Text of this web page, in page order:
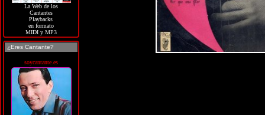
La Web de los
Cantantes
Playbacks
en formato
MIDI y MP3
¿Eres Cantante?
soycantante.es